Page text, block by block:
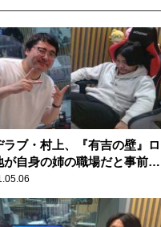
ラブ・村上、『有吉の壁』ロ
が自身の姉の職場だと事前に
も、相方・野田に一切知らせ
い詰められる